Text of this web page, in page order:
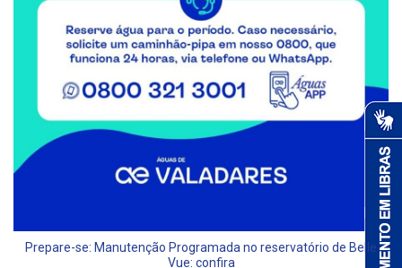
Prepare-se: Manutenção Programada no reservatório de Belle
Vue: confira